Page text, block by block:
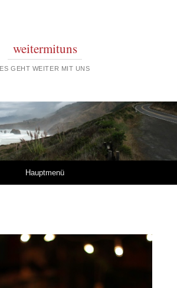
weitermituns
ES GEHT WEITER MIT UNS
Hauptmenü